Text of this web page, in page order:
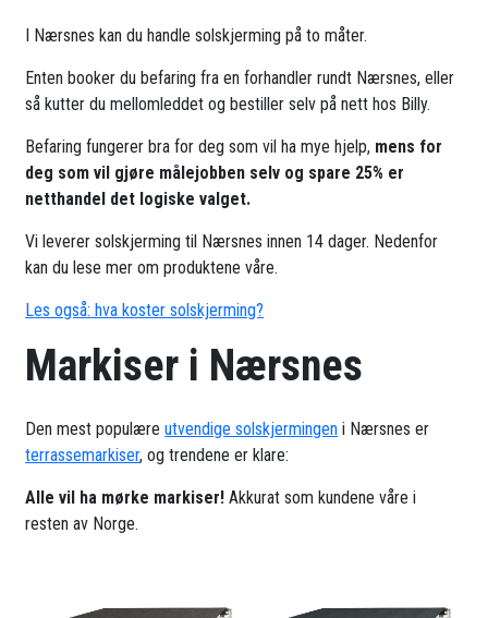
I Nærsnes kan du handle solskjerming på to måter.
Enten booker du befaring fra en forhandler rundt Nærsnes, eller
så kutter du mellomleddet og bestiller selv på nett hos Billy.
Befaring fungerer bra for deg som vil ha mye hjelp, mens for
deg som vil gjøre målejobben selv og spare 25% er
netthandel det logiske valget.
Vi leverer solskjerming til Nærsnes innen 14 dager. Nedenfor
kan du lese mer om produktene våre.
Les også: hva koster solskjerming?
Markiser i Nærsnes
Den mest populæreutvendige solskjermingen i Nærsnes er
terrassemarkiser, og trendene er klare:
Alle vil ha mørke markiser! Akkurat som kundene våre i
resten av Norge.